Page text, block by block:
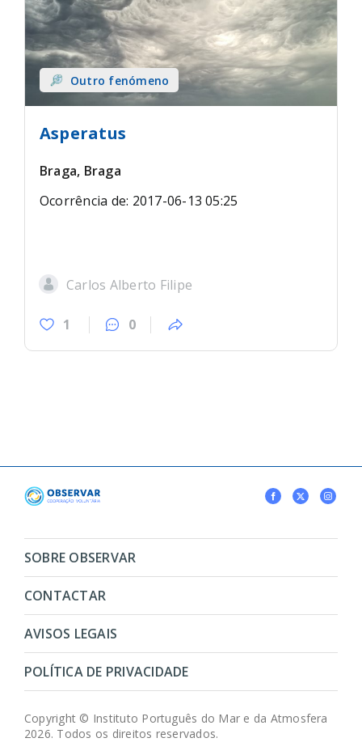
Outro fenómeno
Asperatus
Braga, Braga
Ocorrência de: 2017-06-13 05:25
Carlos Alberto Filipe
1 0
SOBRE OBSERVAR
CONTACTAR
AVISOS LEGAIS
POLÍTICA DE PRIVACIDADE
Copyright © Instituto Português do Mar e da Atmosfera
2026. Todos os direitos reservados.